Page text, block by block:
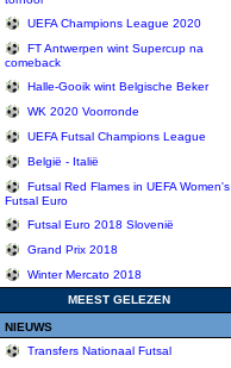
UEFA Champions League 2020
FT Antwerpen wint Supercup na
comeback
Halle-Gooik wint Belgische Beker
WK 2020 Voorronde
UEFA Futsal Champions League
België - Italië
Futsal Red Flames in UEFA Women's
Futsal Euro
Futsal Euro 2018 Slovenië
Grand Prix 2018
Winter Mercato 2018
MEEST GELEZEN
NIEUWS
Transfers Nationaal Futsal